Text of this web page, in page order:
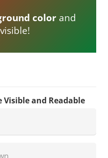
color and
Visible and Readable